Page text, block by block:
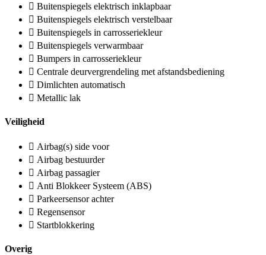
Buitenspiegels elektrisch inklapbaar
Buitenspiegels elektrisch verstelbaar
Buitenspiegels in carrosseriekleur
Buitenspiegels verwarmbaar
Bumpers in carrosseriekleur
Centrale deurvergrendeling met afstandsbediening
Dimlichten automatisch
Metallic lak
Veiligheid
Airbag(s) side voor
Airbag bestuurder
Airbag passagier
Anti Blokkeer Systeem (ABS)
Parkeersensor achter
Regensensor
Startblokkering
Overig